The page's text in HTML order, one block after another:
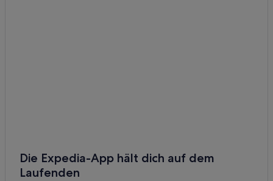
Die Expedia-App hält dich auf dem
Laufenden